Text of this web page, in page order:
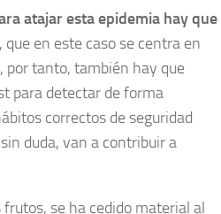
atajar esta epidemia hay que
, que en este caso se centra en
por tanto, también hay que
para detectar de forma
correctos de seguridad
duda, van a contribuir a
se ha cedido material al